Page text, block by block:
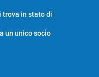
trova in stato di
un unico socio